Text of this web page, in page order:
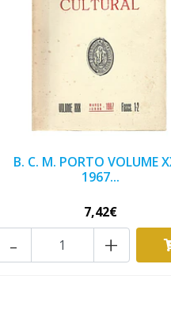
B. C. M. PORTO VOLUME
1967...
7,42€
+
-